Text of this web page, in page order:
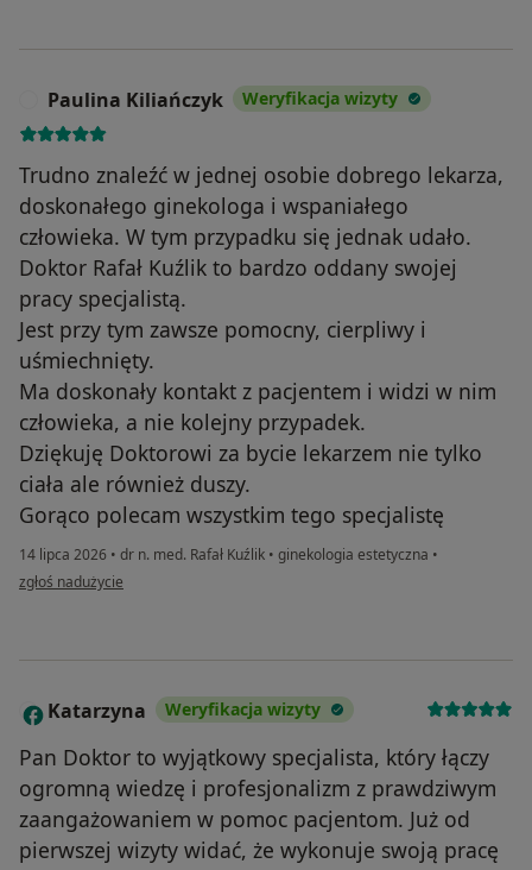
Paulina Kiliańczyk Weryfikacja wizyty
Trudno znaleźć w jednej osobie dobrego lekarza,
doskonałego ginekologa i wspaniałego
człowieka. W tym przypadku się jednak udało.
Doktor Rafał Kuźlik to bardzo oddany swojej
pracy specjalistą.
Jest przy tym zawsze pomocny, cierpliwy i
uśmiechnięty.
Ma doskonały kontakt z pacjentem i widzi w nim
człowieka, a nie kolejny przypadek.
Dziękuję Doktorowi za bycie lekarzem nie tylko
ciała ale również duszy.
Gorąco polecam wszystkim tego specjalistę
14 lipca 2026 • dr n. med. Rafał Kuźlik • ginekologia estetyczna •
w opinii użytkownika Paulina Kiliańczyk
zgłoś nadużycie
K Katarzyna Weryfikacja wizyty
Pan Doktor to wyjątkowy specjalista, który łączy
ogromną wiedzę i profesjonalizm z prawdziwym
zaangażowaniem w pomoc pacjentom. Już od
pierwszej wizyty widać, że wykonuje swoją pracę